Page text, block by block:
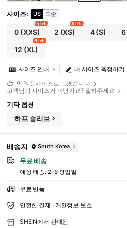
사이즈: US 표준
0(XXS)
5 left
2 (XS)
6 left
4 (S) 6
12 (XL)
9 left
내 사이즈 측정하기
사이즈 안내
91% 정사이즈로 느꼈습니다
고객님의 사이즈가 아닌가요? 말해주세요
기타 옵션
하프 슬리브
배송지 South Korea
무료 배송
예상 배송: 2-5 영업일
무료 반품
안전한 결제 · 개인정보 보호
SHEIN에서 판매됨